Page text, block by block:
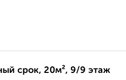
срок, 20м², 9/9 этаж